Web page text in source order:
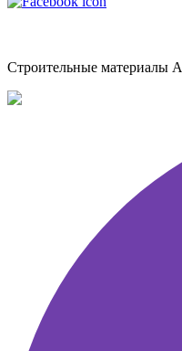
Строительные материалы